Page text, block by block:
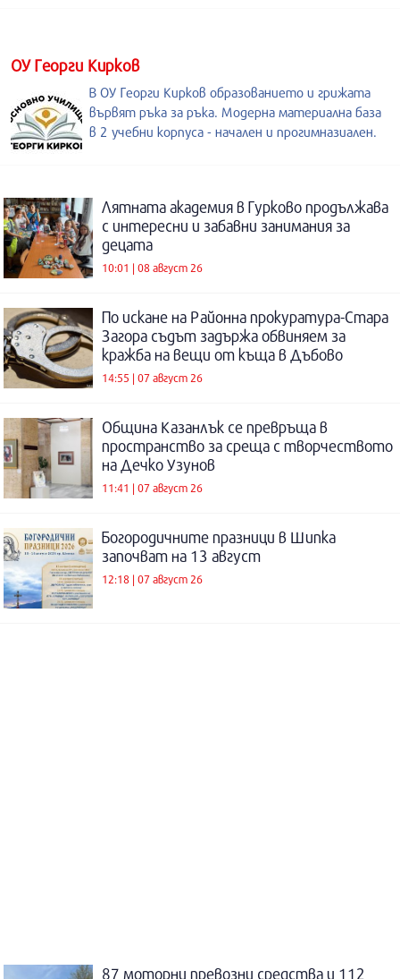
ОУ Георги Кирков
В ОУ Георги Кирков образованието и грижата
вървят ръка за ръка. Модерна материална база
в 2 учебни корпуса - начален и прогимназиален.
Лятната академия в Гурково продължава
с интересни и забавни занимания за
децата
10:01 | 08 август 26
По искане на Районна прокуратура-Стара
Загора съдът задържа обвиняем за
кражба на вещи от къща в Дъбово
14:55 | 07 август 26
Община Казанлък се превръща в
пространство за среща с творчеството
на Дечко Узунов
11:41 | 07 август 26
Богородичните празници в Шипка
започват на 13 август
12:18 | 07 август 26
87 моторни превозни средства и 112